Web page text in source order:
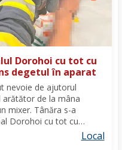
Dorohoi cu tot cu
degetul în aparat
nevoie de ajutorul
de la mâna
mixer. Tânăra s-a
Dorohoi cu tot cu
au solicitat
din cadrul...
Local